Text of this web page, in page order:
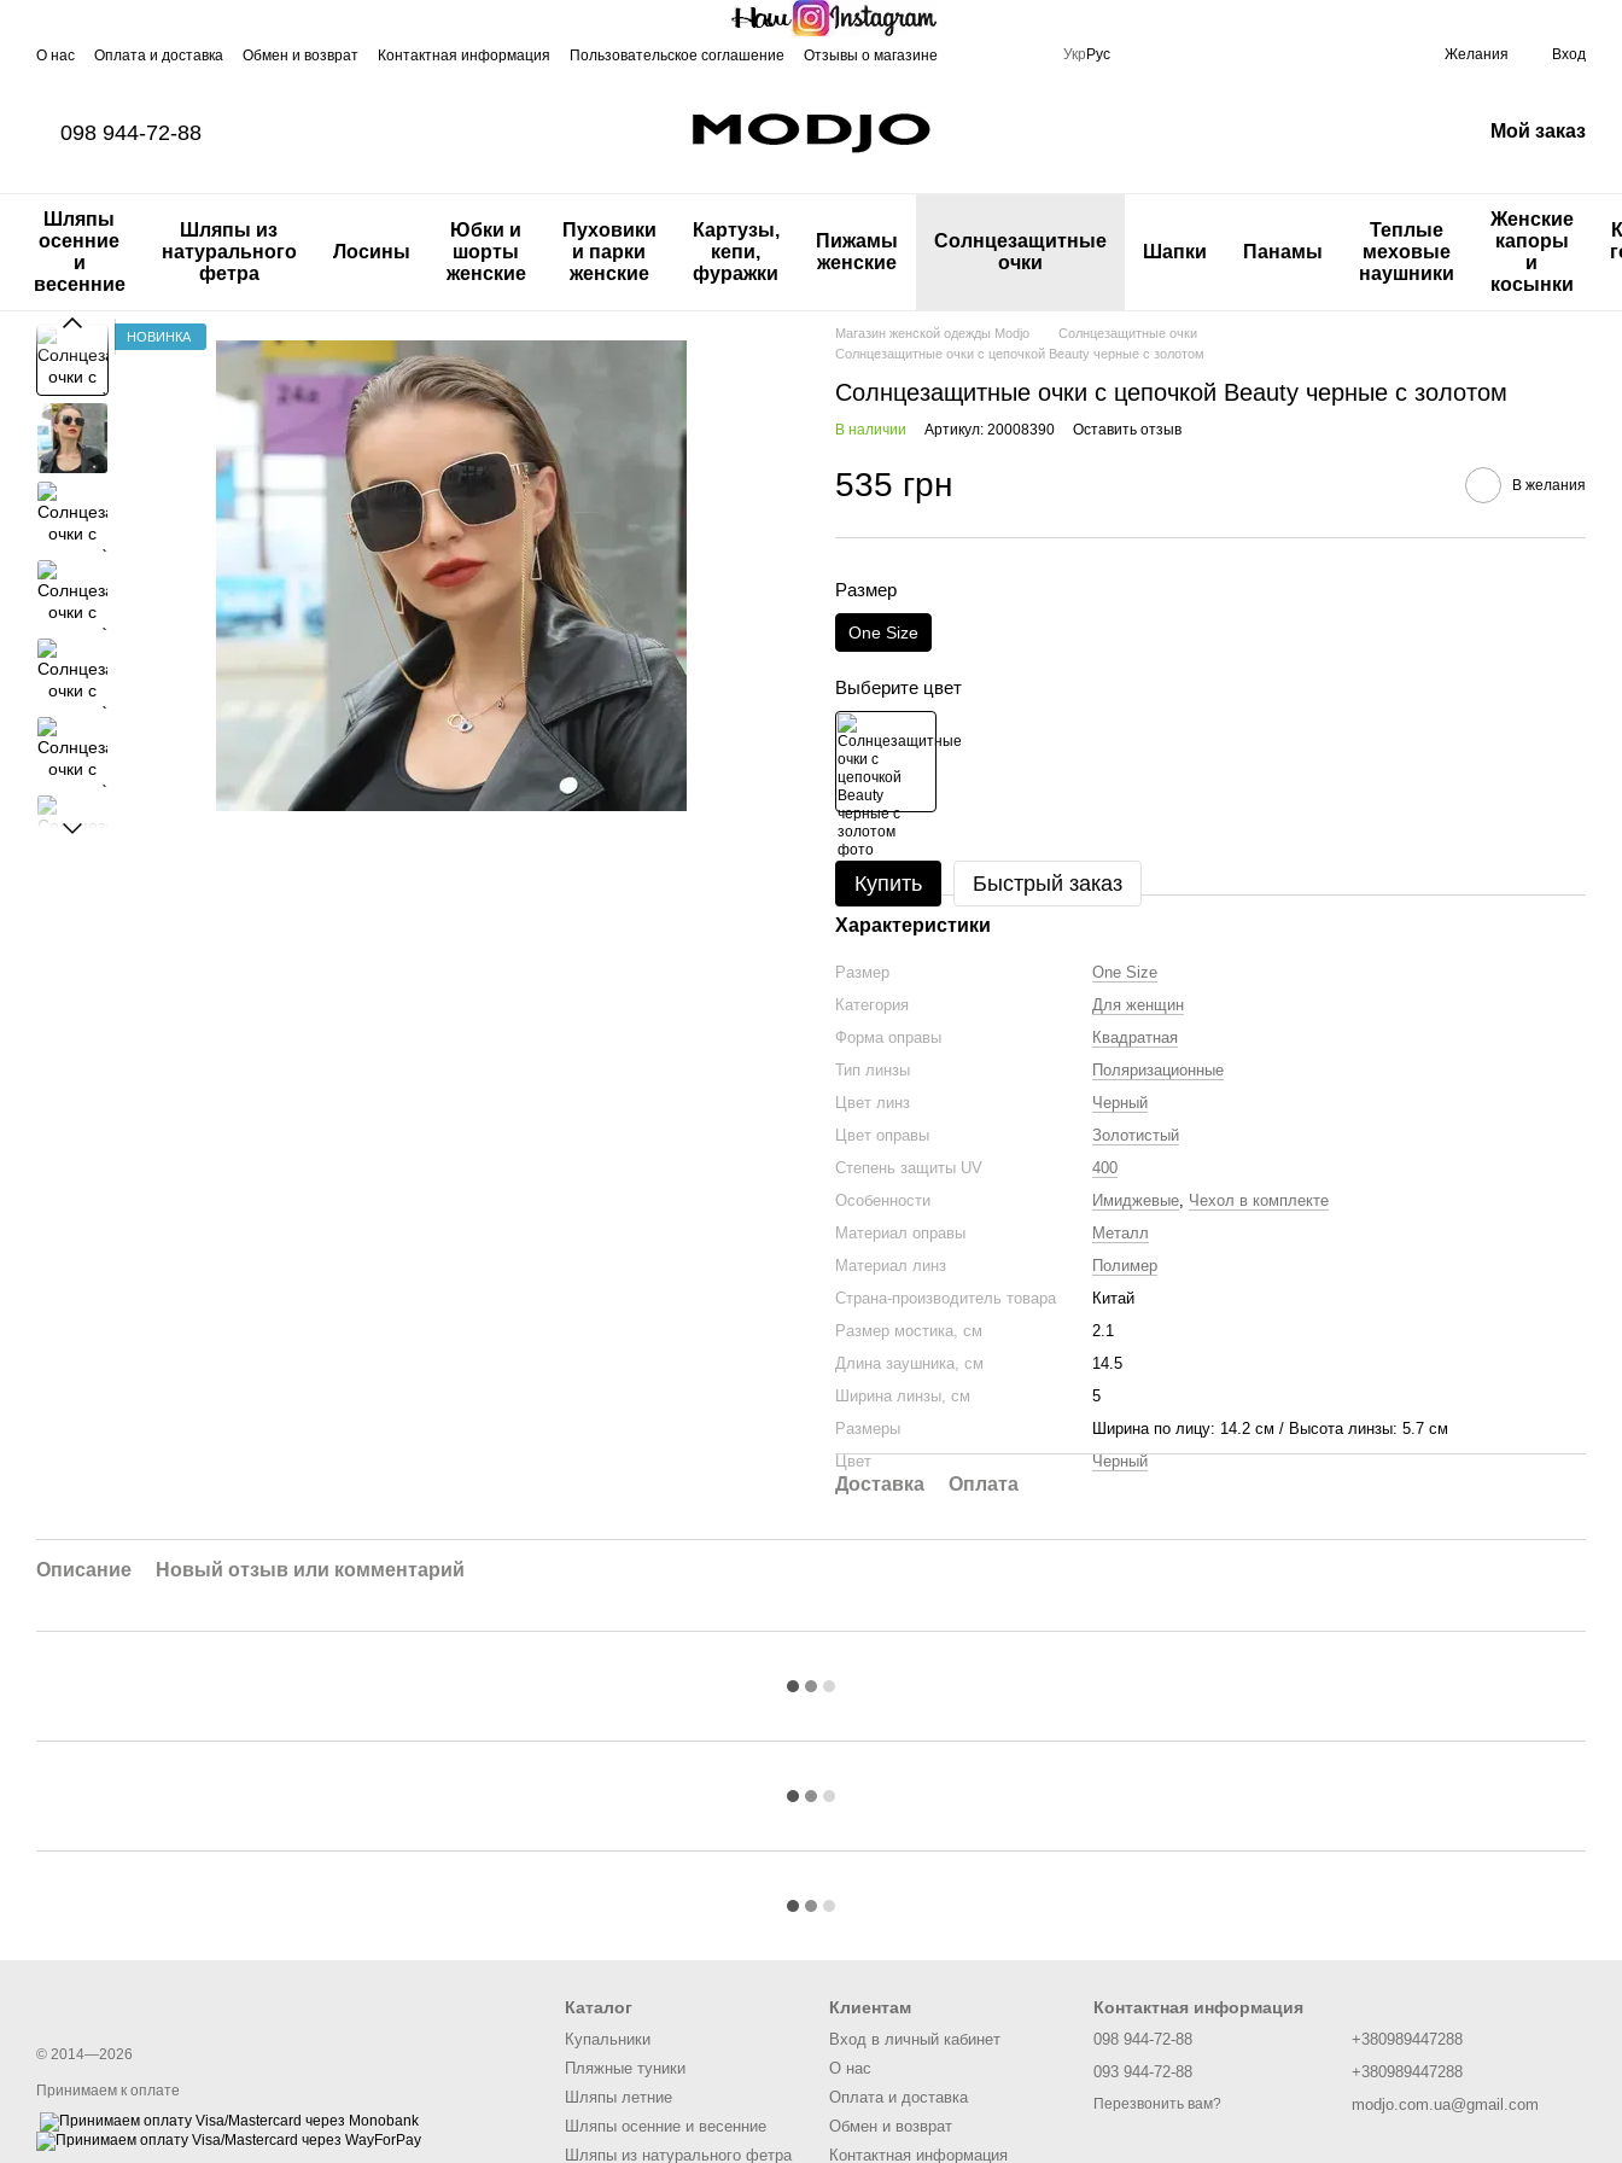
О нас Оплата и доставка Обмен и возврат Контактная информация Пользовательское соглашение Отзывы о магазине Укр Рус Желания Вход
098 944-72-88 Мой заказ
Шляпы
осенние
и
весенние
Шляпы из
натурального
фетра
Лосины
Юбки и
шорты
женские
Пуховики
и парки
женские
Картузы,
кепи,
фуражки
Пижамы
женские
Солнцезащитные
очки
Шапки Панамы
Теплые
меховые
наушники
Женские
капоры
и
косынки
НОВИНКА Магазин женской одежды Modjo
Солнцезащитные очки
Солнцезащитные очки c цепочкой Beauty черные с золотом
Солнцезащитные очки c цепочкой Beauty черные с золотом
В наличии Артикул: 20008390 Оставить отзыв
535 грн В желания
Размер
One Size
Выберите цвет
Купить Быстрый заказ
Характеристики
Размер
One Size
Категория
Для женщин
Форма оправы
Квадратная
Тип линзы
Поляризационные
Цвет линз
Черный
Цвет оправы
Золотистый
Степень защиты UV
400
Особенности
Имиджевые, Чехол в комплекте
Материал оправы
Металл
Материал линз
Полимер
Страна-производитель товара
Китай
Размер мостика, см
2.1
Длина заушника, см
14.5
Ширина линзы, см
5
Размеры
Ширина по лицу: 14.2 см / Высота линзы: 5.7 см
Цвет
Черный
Доставка Оплата
Описание Новый отзыв или комментарий
© 2014—2026
Принимаем к оплате
Каталог
Купальники
Пляжные туники
Шляпы летние
Шляпы осенние и весенние
Шляпы из натурального фетра
Клиентам
Вход в личный кабинет
О нас
Оплата и доставка
Обмен и возврат
Контактная информация
Контактная информация
098 944-72-88
093 944-72-88
Перезвонить вам?
+380989447288
+380989447288
modjo.com.ua@gmail.com